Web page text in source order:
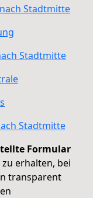
Stadtmitte
Stadtmitte
Stadtmitte
Formular
erhalten, bei
transparent